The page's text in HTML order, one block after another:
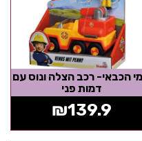
הכבאי- רכב הצלה ונוס עם
דמות פני
₪139.9